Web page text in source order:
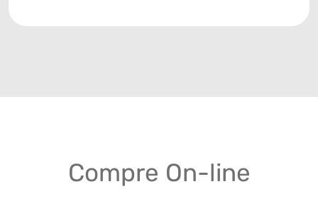
Compre On-line